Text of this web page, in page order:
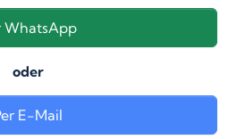
WhatsApp
oder
E-Mail